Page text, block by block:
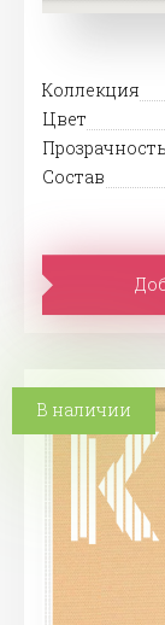
Коллекция
Цвет
Прозрачность
Состав
В наличии